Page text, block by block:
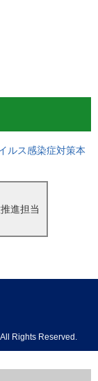
ルス感染症対策本
進担当
Rights Reserved.